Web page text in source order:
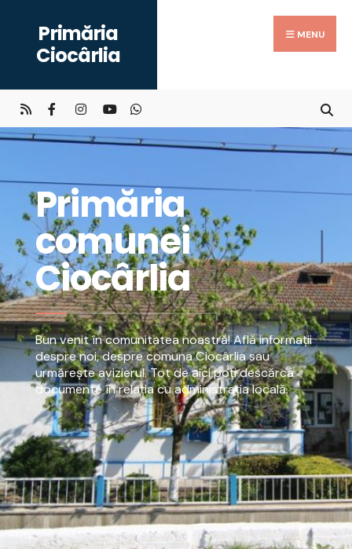
Primăria
Ciocârlia
MENU
Primăria
comunei
Ciocârlia
Bun venit în comunitatea noastră! Află informații
despre noi, despre comuna Ciocârlia sau
urmărește avizierul. Tot de aici poți descărca
documente în relația cu administrația locală.